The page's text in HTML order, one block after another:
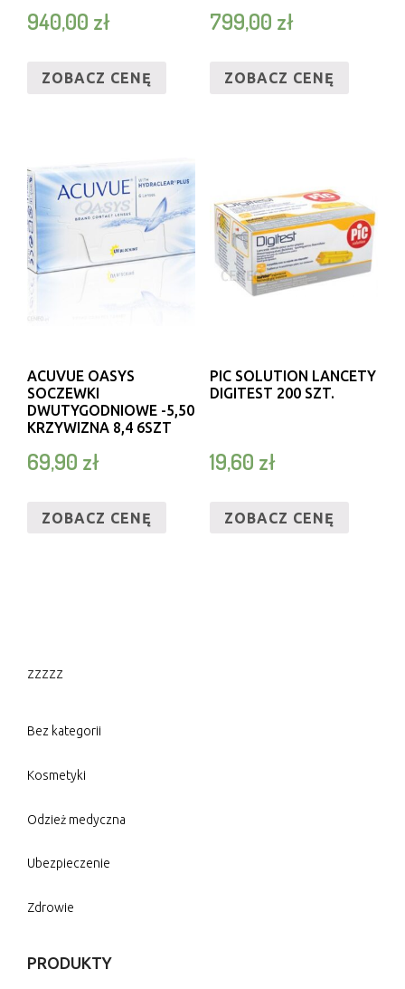
940,00 zł
ZOBACZ CENĘ
799,00 zł
ZOBACZ CENĘ
ACUVUE OASYS
SOCZEWKI
DWUTYGODNIOWE -5,50
KRZYWIZNA 8,4 6SZT
69,90 zł
ZOBACZ CENĘ
PIC SOLUTION LANCETY
DIGITEST 200 SZT.
19,60 zł
ZOBACZ CENĘ
zzzzz
Bez kategorii
Kosmetyki
Odzież medyczna
Ubezpieczenie
Zdrowie
PRODUKTY